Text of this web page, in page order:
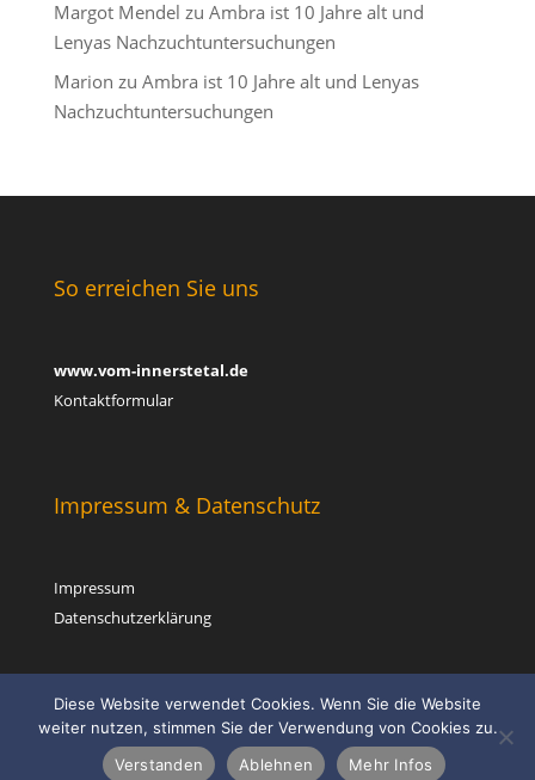
Margot Mendel zu Ambra ist 10 Jahre alt und
Lenyas Nachzuchtuntersuchungen
Marion zu Ambra ist 10 Jahre alt und Lenyas
Nachzuchtuntersuchungen
So erreichen Sie uns
www.vom-innerstetal.de
Kontaktformular
Impressum & Datenschutz
Impressum
Datenschutzerklärung
© 2025 www.vom-innerstetal.de
Diese Website verwendet Cookies. Wenn Sie die Website
weiter nutzen, stimmen Sie der Verwendung von Cookies zu.
Verstanden
Ablehnen Mehr Infos